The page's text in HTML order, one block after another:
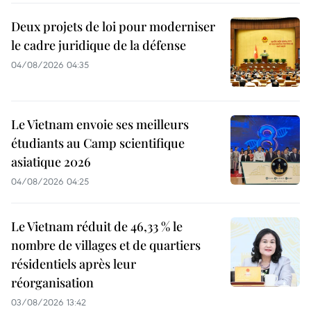
Deux projets de loi pour moderniser
le cadre juridique de la défense
04/08/2026 04:35
Le Vietnam envoie ses meilleurs
étudiants au Camp scientifique
asiatique 2026
04/08/2026 04:25
Le Vietnam réduit de 46,33 % le
nombre de villages et de quartiers
résidentiels après leur
réorganisation
03/08/2026 13:42